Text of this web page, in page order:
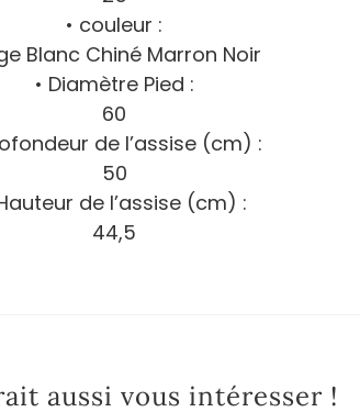
• couleur :
Blanc Chiné Marron Noir
• Diamètre Pied :
60
de l’assise (cm) :
50
de l’assise (cm) :
44,5
aussi vous intéresser !